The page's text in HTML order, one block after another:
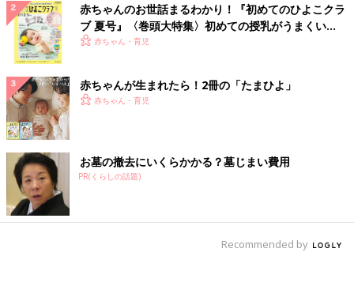
ハトにスーパーに行くよう、真剣に言っていました。笑
小さい子が動物に話しかけている様子ってホッコリしますよね。
ムスメはよく、お向かいさんちのネコちゃんにも
「今からおでかけしてくるねー、バイバーイ！」
「こんにちは！ネコちゃん、どこ行くの？」
などと話しかけています。
ネコちゃんも時々返事をくれるので、会話が成り立っているよう
に見えます。
お兄ちゃんも動物好きで、小さいころは動物に話しかけていたけ
赤ちゃんのお世話まるわかり！『初めてのひよこクラ
ブ 夏号』〈巻頭大特集〉初めての授乳がうまくい
く！ おっぱい・ミルクの基本と夏のトラブル 解決テ
赤ちゃん・育児
赤ちゃんが生まれたら！2冊の「たまひよ」
赤ちゃん・育児
お墓の撤去にいくらかかる？墓じまい費用
PR(くらしの話題)
Recommended by